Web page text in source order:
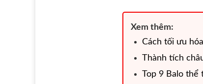
Xem thêm:
Cách tối ưu
Thành tích
Top 9 Balo thể